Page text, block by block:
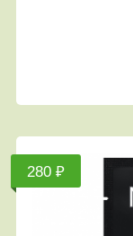
280 ₽